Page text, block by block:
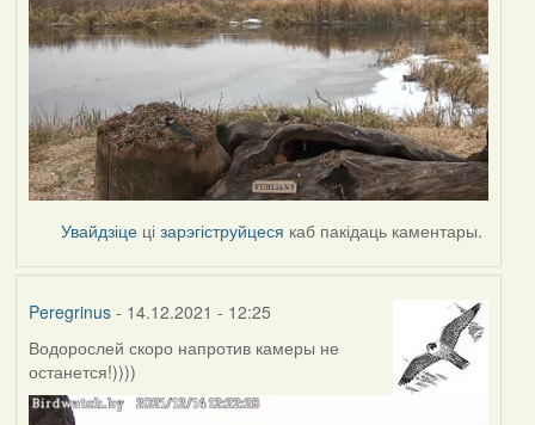
Увайдзіце цізарэгіструйцеся каб пакідаць каментары.
Peregrinus- 14.12.2021 - 12:25
Водорослей скоро напротив камеры не
останется!))))